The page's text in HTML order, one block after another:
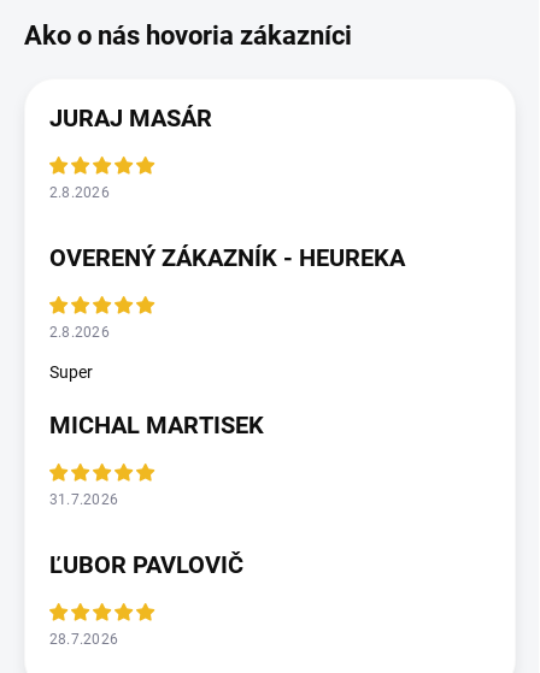
JURAJ MASÁR
2.8.2026
OVERENÝ ZÁKAZNÍK - HEUREKA
2.8.2026
Super
MICHAL MARTISEK
31.7.2026
ĽUBOR PAVLOVIČ
28.7.2026